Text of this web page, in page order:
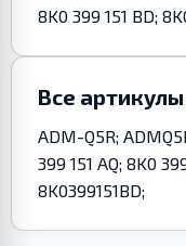
8K0 399 151 BD;
Все
ADM-Q5R;
399 151 AQ; 8K0
8K0399151BD;